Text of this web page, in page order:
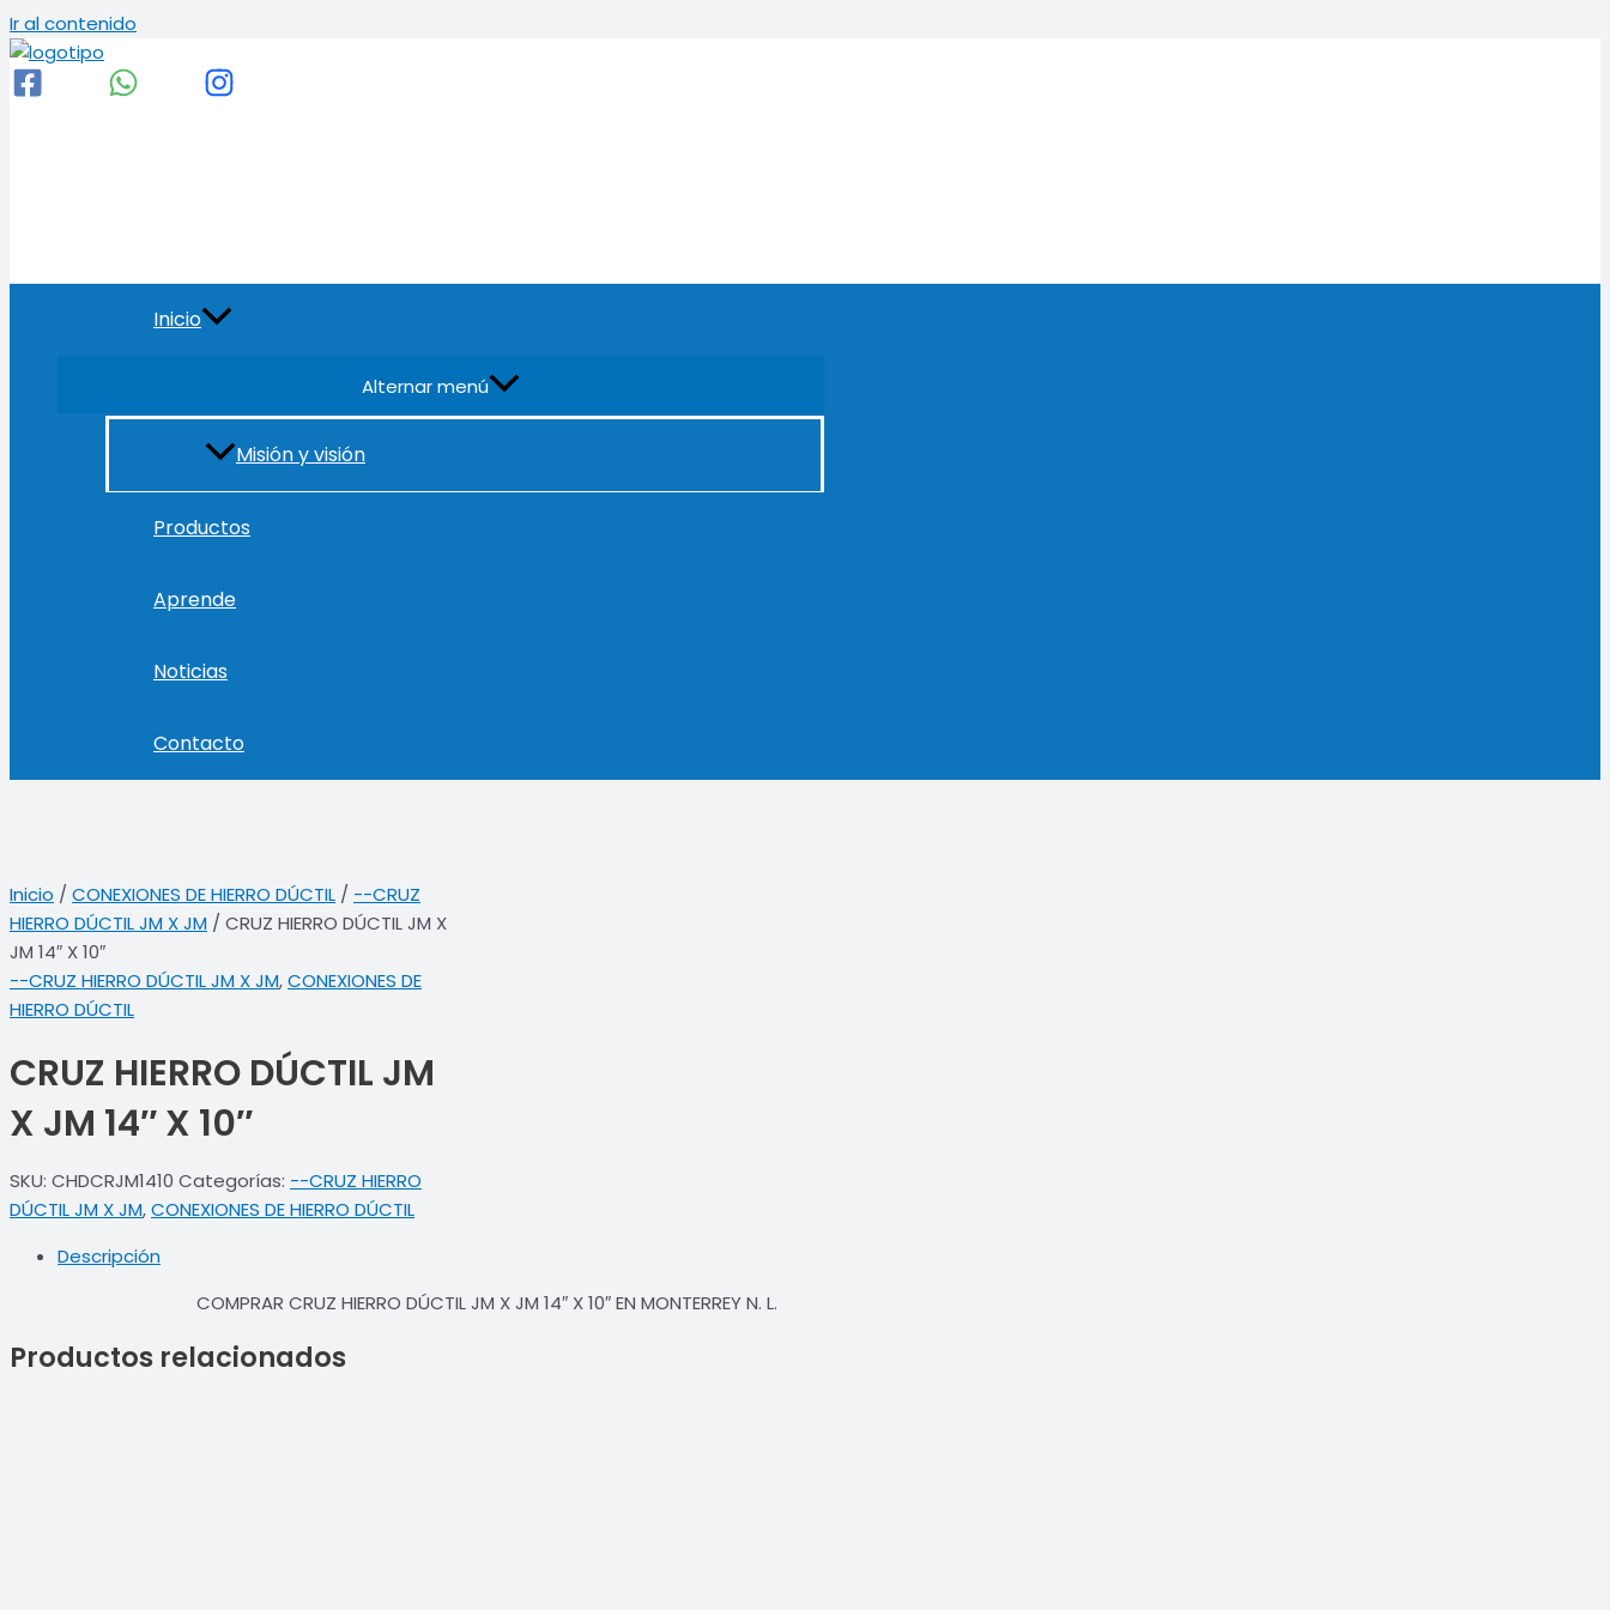
Ir al contenido
Inicio
Alternar menú
Misión y visión
Productos
Aprende
Noticias
Contacto
Inicio / CONEXIONES DE HIERRO DÚCTIL / --CRUZ
HIERRO DÚCTIL JM X JM / CRUZ HIERRO DÚCTIL JM X
JM 14″ X 10″
--CRUZ HIERRO DÚCTIL JM X JM,CONEXIONES DE
HIERRO DÚCTIL
CRUZ HIERRO DÚCTIL JM
X JM 14″ X 10″
SKU: CHDCRJM1410 Categorías: --CRUZ HIERRO
DÚCTIL JM X JM,CONEXIONES DE HIERRO DÚCTIL
Descripción
COMPRAR CRUZ HIERRO DÚCTIL JM X JM 14″ X 10″ EN MONTERREY N. L.
Productos relacionados